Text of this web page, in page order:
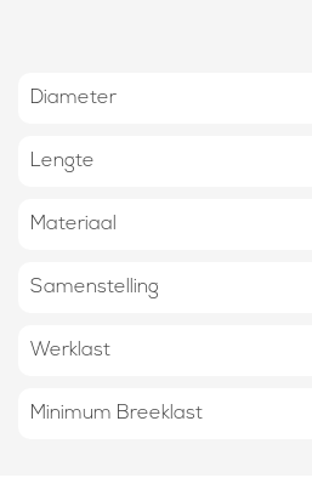
Diameter
Lengte
Materiaal
Samenstelling
Werklast
Minimum Breeklast